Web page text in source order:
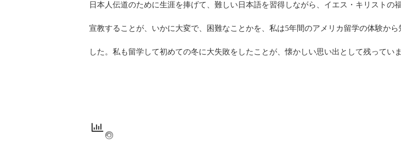
日本人伝道のために生涯を捧げて、難しい日本語を習得しながら、イエス・キリストの
宣教することが、いかに大変で、困難なことかを、私は5年間のアメリカ留学の体験から
した。私も留学して初めての冬に大失敗をしたことが、懐かしい思い出として残っていま